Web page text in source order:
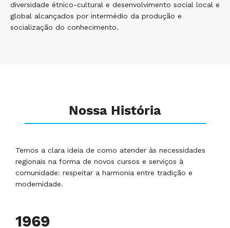
diversidade étnico-cultural e desenvolvimento social local e
global alcançados por intermédio da produção e
socialização do conhecimento.
Nossa História
Temos a clara ideia de como atender às necessidades
regionais na forma de novos cursos e serviços à
comunidade: respeitar a harmonia entre tradição e
modernidade.
1970